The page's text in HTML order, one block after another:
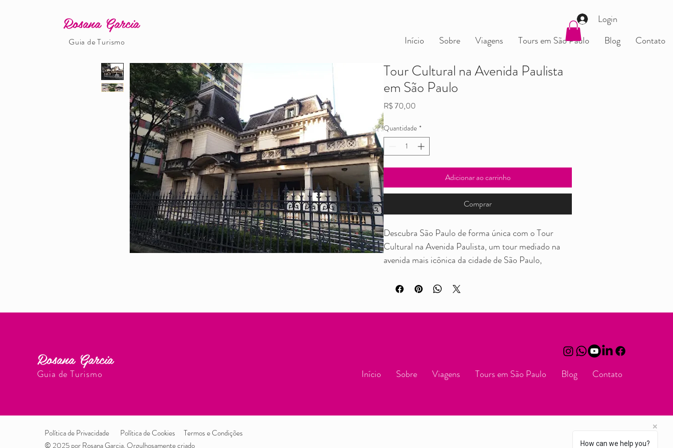
Rosana Garcia
Guia de Turismo
Login
Início
Sobre Viagens Tours em São Paulo Blog Contato
Tour Cultural na Avenida Paulista
em São Paulo
R$ 70,00
Quantidade *
Adicionar ao carrinho
Comprar
Descubra São Paulo de forma única com o Tour
Cultural na Avenida Paulista, um tour mediado na
avenida mais icônica da cidade de São Paulo,
Explore pontos históricos e culturais como a Casa
Centro Cultural Itaú, a Fiesp, a Japan House, o
conforto, ideal para quem deseja conhecer a riqueza
da capital paulista. Venha viver um passeio
Rosana Garcia
Guia de Turismo Início Sobre Viagens Tours em São Paulo Blog Contato
Política de Privacidade Política de Cookies
Termos e Condições
© 2025 por Rosana Garcia. Orgulhosamente criado
How can we help you?